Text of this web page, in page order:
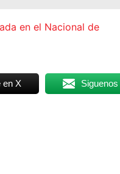
en el Nacional de
en X Siguenos